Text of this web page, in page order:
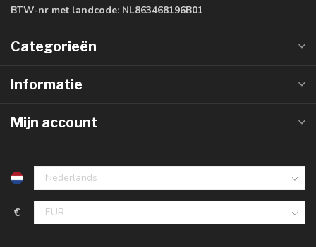
BTW-nr met landcode: NL863468196B01
Categorieën
Informatie
Mijn account
€